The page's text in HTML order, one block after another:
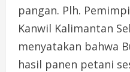
pangan. Plh.
Kanwil Kalimantan
menyatakan bahwa
hasil panen petani